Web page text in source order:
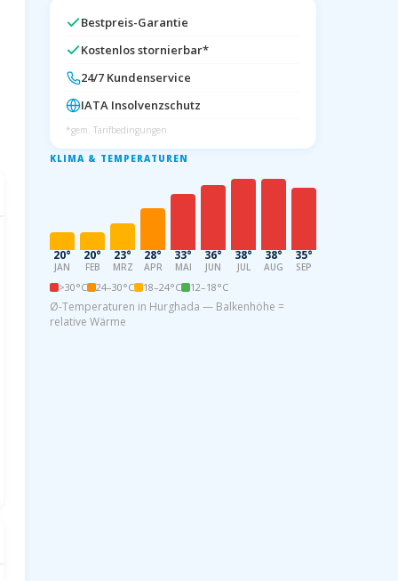
Bestpreis-Garantie
Kostenlos stornierbar*
24/7 Kundenservice
IATA Insolvenzschutz
*gem. Tarifbedingungen
KLIMA & TEMPERATUREN
20°
JAN
20°
FEB
23°
MRZ
28°
APR
33°
MAI
36°
JUN
38°
JUL
38°
AUG
35°
SEP
>30°C 24–30°C 18–24°C 12–18°C
Ø-Temperaturen in Hurghada — Balkenhöhe =
relative Wärme